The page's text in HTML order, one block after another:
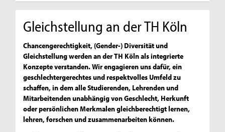
Gleichstellung an der TH Köln
Chancengerechtigkeit, (Gender-) Diversität und
Gleichstellung werden an der TH Köln als integrierte
Konzepte verstanden. Wir engagieren uns dafür, ein
geschlechtergerechtes und respektvolles Umfeld zu
schaffen, in dem alle Studierenden, Lehrenden und
Mitarbeitenden unabhängig von Geschlecht, Herkunft
oder persönlichen Merkmalen gleichberechtigt lernen,
lehren, forschen und zusammenarbeiten können.